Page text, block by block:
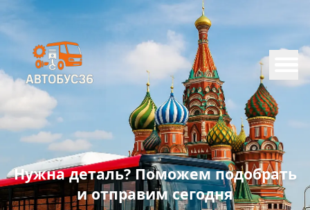
Нужна деталь? Поможем подобрать
и отправим сегодня
Меню
Главная
Каталог
Марки
Информация